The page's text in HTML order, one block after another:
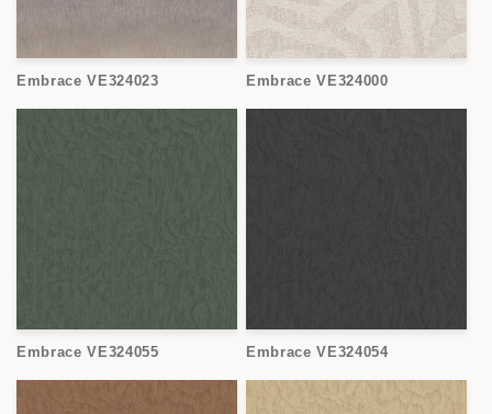
Embrace VE324023 Embrace VE324000
Embrace VE324055 Embrace VE324054